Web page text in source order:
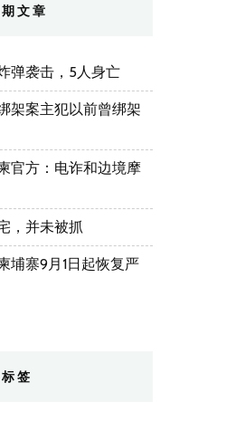
文章
弹袭击，5人身亡
架案主犯以前曾绑架
官方：电诈和边境摩
，并未被抓
埔寨9月1日起恢复严
标签